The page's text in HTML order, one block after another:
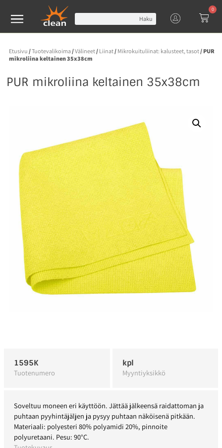
Haku
0
Etusivu /Tuotevalikoima/Välineet/ Liinat/ Mikrokuituliinat: kalusteet, tasot/ PUR
mikroliina keltainen 35x38cm
PUR mikroliina keltainen 35x38cm
1595K
Tuotenumero
kpl
Myyntiyksikkö
Soveltuu moneen eri käyttöön. Jättää jälkeensä raidattoman ja
puhtaan pyyhintäjäljen ja pysyy puhtaan näköisenä pitkään.
Materiaali: polyesteri 80% polyamidi 20%, pinnoite
polyuretaani. Pesu: 90°C.